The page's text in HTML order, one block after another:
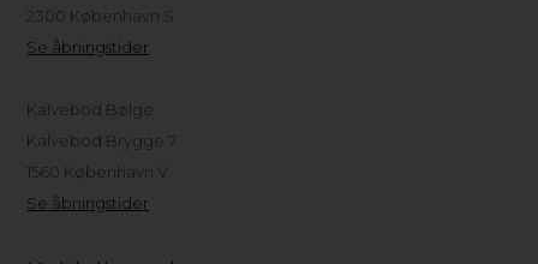
2300 København S
Se åbningstider
Kalvebod Bølge
Kalvebod Brygge 7
1560 København V
Se åbningstider